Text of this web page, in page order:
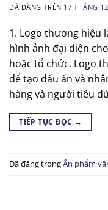
ĐÃ ĐĂNG TRÊN 17 THÁNG
1. Logo thương hiệu
hình ảnh đại diện
hoặc tổ chức. Logo
để tạo dấu ấn và
hàng và người tiêu
TIẾP TỤC ĐỌC →
Đã đăng trongẤn phẩm